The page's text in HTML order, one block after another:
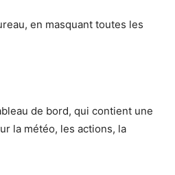
en masquant toutes les
de bord, qui contient une
la météo, les actions, la